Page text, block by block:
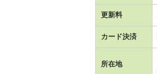
更新料
カード決済
所在地